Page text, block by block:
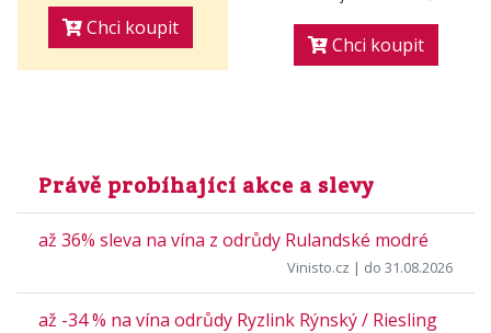
Chci koupit
Chci koupit
Právě probíhající akce a slevy
až 36% sleva na vína z odrůdy Rulandské modré
Vinisto.cz | do 31.08.2026
až -34 % na vína odrůdy Ryzlink Rýnský / Riesling